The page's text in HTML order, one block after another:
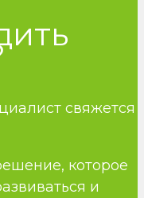
свяжется
которое
и